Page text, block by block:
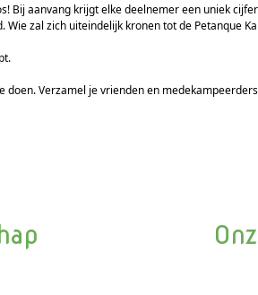
aanvang krijgt elke deelnemer een uniek
zal zich uiteindelijk kronen tot de Petanque
Verzamel je vrienden en